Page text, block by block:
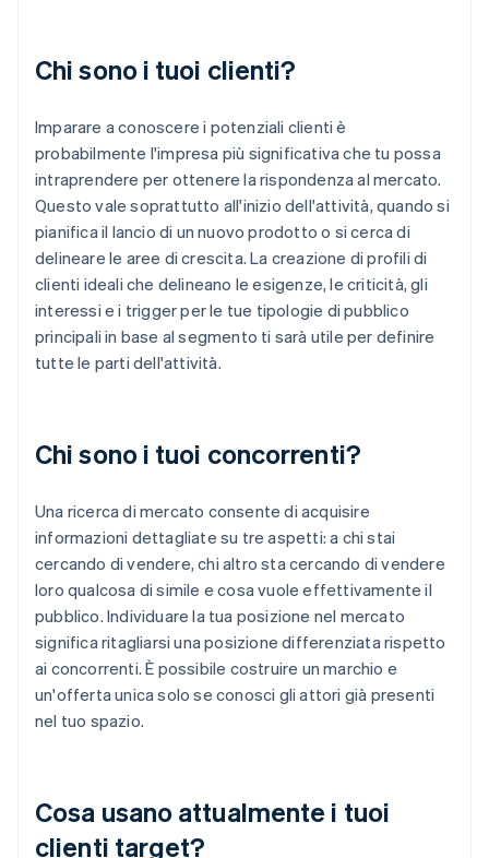
Chi sono i tuoi clienti?
Imparare a conoscere i potenziali clienti è
probabilmente l'impresa più significativa che tu possa
intraprendere per ottenere la rispondenza al mercato.
Questo vale soprattutto all'inizio dell'attività, quando si
pianifica il lancio di un nuovo prodotto o si cerca di
delineare le aree di crescita. La creazione di profili di
clienti ideali che delineano le esigenze, le criticità, gli
interessi e i trigger per le tue tipologie di pubblico
principali in base al segmento ti sarà utile per definire
tutte le parti dell'attività.
Chi sono i tuoi concorrenti?
Una ricerca di mercato consente di acquisire
informazioni dettagliate su tre aspetti: a chi stai
cercando di vendere, chi altro sta cercando di vendere
loro qualcosa di simile e cosa vuole effettivamente il
pubblico. Individuare la tua posizione nel mercato
significa ritagliarsi una posizione differenziata rispetto
ai concorrenti. È possibile costruire un marchio e
un'offerta unica solo se conosci gli attori già presenti
nel tuo spazio.
Cosa usano attualmente i tuoi
clienti target?